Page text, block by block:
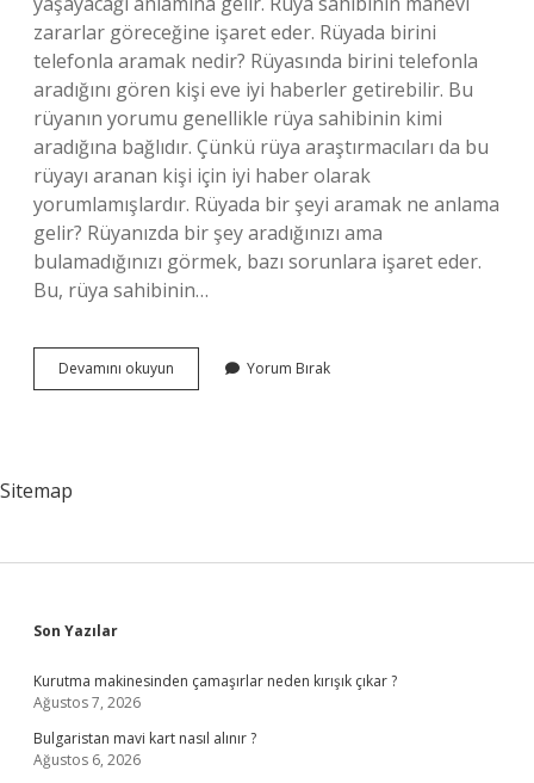
zararlar göreceğine işaret eder. Rüyada birini
telefonla aramak nedir? Rüyasında birini telefonla
aradığını gören kişi eve iyi haberler getirebilir. Bu
rüyanın yorumu genellikle rüya sahibinin kimi
aradığına bağlıdır. Çünkü rüya araştırmacıları da bu
rüyayı aranan kişi için iyi haber olarak
yorumlamışlardır. Rüyada bir şeyi aramak ne anlama
gelir? Rüyanızda bir şey aradığınızı ama
bulamadığınızı görmek, bazı sorunlara işaret eder.
Bu, rüya sahibinin…
Devamını okuyun
Bir
Yorum Bırak
Sitemap
Sidebar
Son Yazılar
Kurutma makinesinden çamaşırlar neden kırışık çıkar ?
Ağustos 7, 2026
Bulgaristan mavi kart nasıl alınır ?
Ağustos 6, 2026